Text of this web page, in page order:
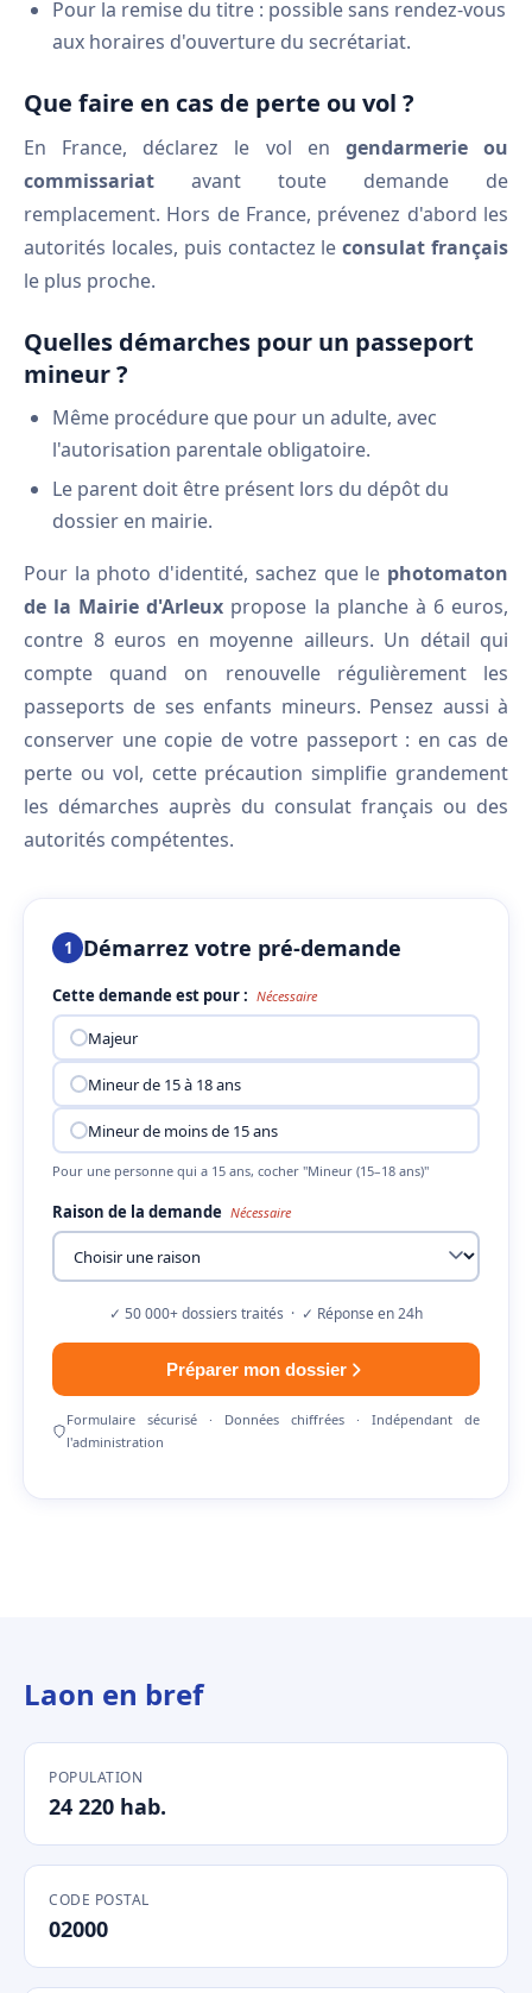
Pour la remise du titre : possible sans rendez-vous
aux horaires d'ouverture du secrétariat.
Que faire en cas de perte ou vol ?
En France, déclarez le vol en gendarmerie ou
commissariat avant toute demande de
remplacement. Hors de France, prévenez d'abord les
autorités locales, puis contactez leconsulat français
le plus proche.
Quelles démarches pour un passeport
mineur ?
Même procédure que pour un adulte, avec
l'autorisation parentale obligatoire.
Le parent doit être présent lors du dépôt du
dossier en mairie.
Pour la photo d'identité, sachez que le photomaton
de la Mairie d'Arleux propose la planche à 6 euros,
contre 8 euros en moyenne ailleurs. Un détail qui
compte quand on renouvelle régulièrement les
passeports de ses enfants mineurs. Pensez aussi à
conserver une copie de votre passeport : en cas de
perte ou vol, cette précaution simplifie grandement
les démarches auprès du consulat français ou des
autorités compétentes.
1 Démarrez votre pré-demande
Cette demande est pour : Nécessaire
Majeur
Mineur de 15 à 18 ans
Mineur de moins de 15 ans
Pour une personne qui a 15 ans, cocher "Mineur (15–18 ans)"
Raison de la demande Nécessaire
✓ 50 000+ dossiers traités · ✓ Réponse en 24h
Préparer mon dossier
Formulaire sécurisé · Données chiffrées · Indépendant de
l'administration
Laon en bref
POPULATION
24 220 hab.
CODE POSTAL
02000